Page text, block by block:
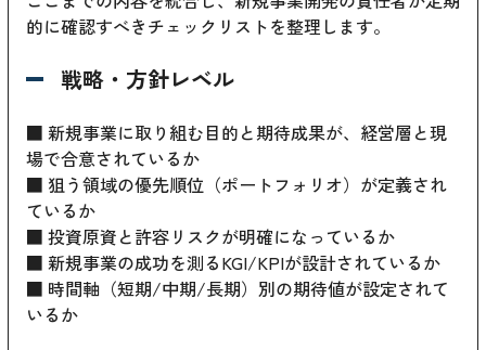
的に確認すべきチェックリストを整理します。
戦略・方針レベル
■ 新規事業に取り組む目的と期待成果が、経営層と現
場で合意されているか
■ 狙う領域の優先順位（ポートフォリオ）が定義され
ているか
■ 投資原資と許容リスクが明確になっているか
■ 新規事業の成功を測るKGI/KPIが設計されているか
■ 時間軸（短期/中期/長期）別の期待値が設定されて
いるか